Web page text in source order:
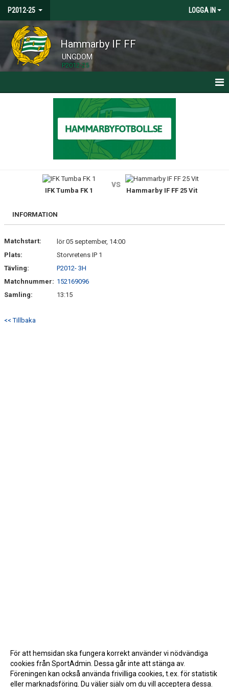
P2012-25 LOGGA IN
Hammarby IF FF
UNGDOM
P2012-25
BILDGALLERI
KONTAKT
IFK Tumba FK 1
vs
Hammarby IF FF 25 Vit
INFORMATION
Matchstart:
lör 05 september, 14:00
Plats:
Storvretens IP 1
Tävling:
P2012- 3H
Matchnummer: 152169096
Samling:
13:15
<< Tillbaka
För att hemsidan ska fungera korrekt använder vi nödvändiga
cookies från SportAdmin. Dessa går inte att stänga av.
Föreningen kan också använda frivilliga cookies, t.ex. för statistik
eller marknadsföring. Du väljer själv om du vill acceptera dessa.